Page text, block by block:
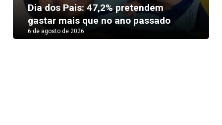
Dia dos Pais: 47,2% pretendem
gastar mais que no ano passado
6 de agosto de 2026
Next